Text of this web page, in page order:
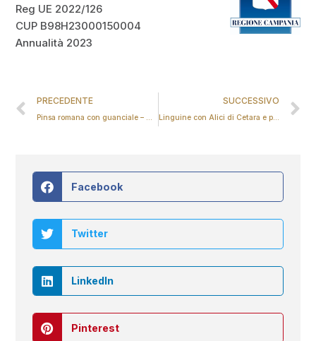
Reg UE 2022/126
CUP B98H23000150004
Annualità 2023
PRECEDENTE
Pinsa romana con guanciale – Mangiare con gusto
SUCCESSIVO
Linguine con Alici di Cetara e pane grattato – Mangiare con gusto
Facebook
Twitter
LinkedIn
Pinterest